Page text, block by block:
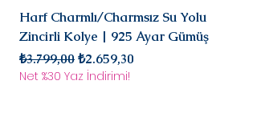
süreci başlar.
Harf Charmlı/Charmsız Su Yolu
Zincirli Kolye | 925 Ayar Gümüş
Normal Fiyat
₺3.799,00İndirimli Fiyat
₺2.659,30
Net %30 Yaz İndirimi!